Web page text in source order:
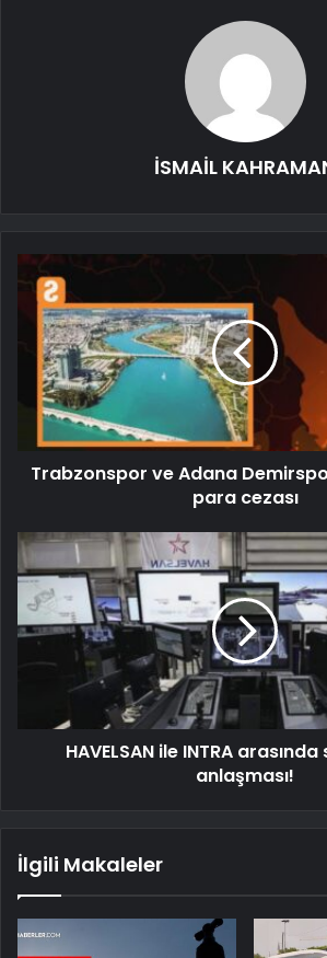
İSMAİL
Trabzonspor ve Adana
para cezası
HAVELSAN ile INTRA
anlaşması!
İlgili Makaleler